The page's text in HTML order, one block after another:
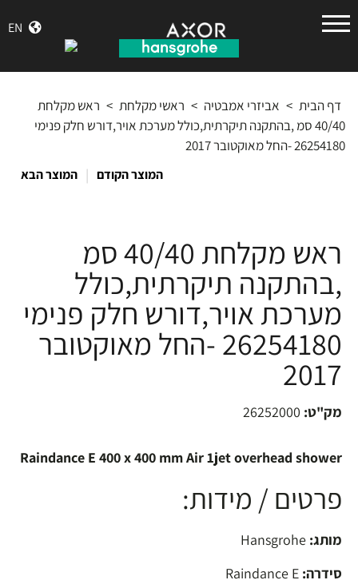
EN
גרואה
דף הבית > אביזרי אמבטיה > ראשי מקלחת > ראש מקלחת
40/40 סמ ,בהתקנה תיקרתית,כולל מערכת אויר,דורש חלק פנימי
26254180 -החל מאוקטובר 2017
המוצר הקודם | המוצר הבא
ראש מקלחת 40/40 סמ
,בהתקנה תיקרתית,כולל
מערכת אויר,דורש חלק פנימי
26254180 -החל מאוקטובר
2017
מק"ט: 26252000
Raindance E 400 x 400 mm Air 1jet overhead shower
פרטים / מידות:
מותג:
סידרה: